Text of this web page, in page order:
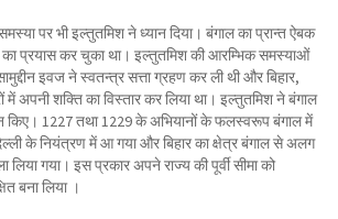
पर भी इल्तुतमिश ने ध्यान दिया। बंगाल का प्रान्त ऐबक
प्रयास कर चुका था। इल्तुतमिश की आरम्भिक समस्याओं
इवज ने स्वतन्त्र सत्ता ग्रहण कर ली थी और बिहार,
में अपनी शक्ति का विस्तार कर लिया था। इल्तुतमिश ने बंगाल
किए। 1227 तथा 1229 के अभियानों के फलस्वरूप बंगाल में
के नियंत्रण में आ गया और बिहार का क्षेत्र बंगाल से अलग
गया। इस प्रकार अपने राज्य की पूर्वी सीमा को
बना लिया ।